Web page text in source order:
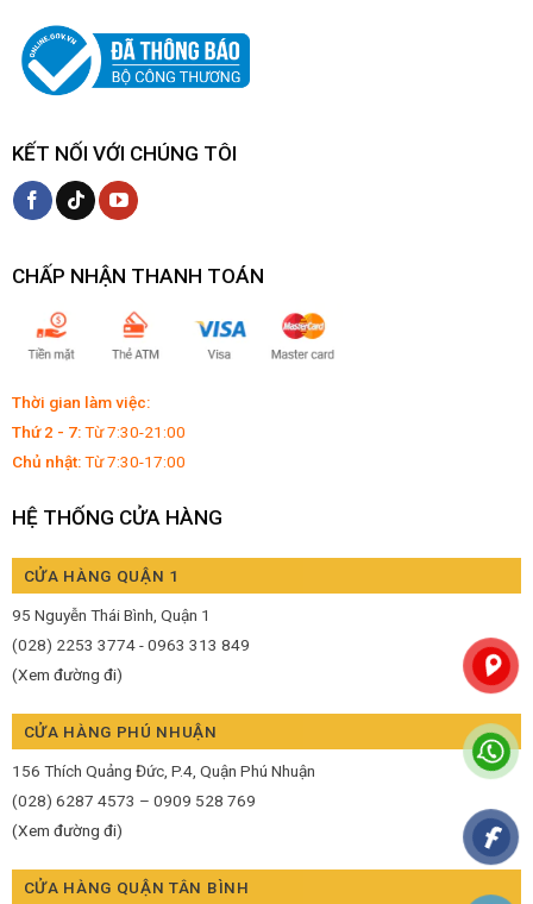
KẾT NỐI VỚI CHÚNG TÔI
CHẤP NHẬN THANH TOÁN
Thời gian làm việc:
Thứ 2 - 7:Từ 7:30-21:00
Chủ nhật:Từ 7:30-17:00
HỆ THỐNG CỬA HÀNG
CỬA HÀNG QUẬN 1
95 Nguyễn Thái Bình, Quận 1
(028) 2253 3774 - 0963 313 849
(Xem đường đi)
CỬA HÀNG PHÚ NHUẬN
156 Thích Quảng Đức, P.4, Quận Phú Nhuận
(028) 6287 4573 – 0909 528 769
(Xem đường đi)
CỬA HÀNG QUẬN TÂN BÌNH